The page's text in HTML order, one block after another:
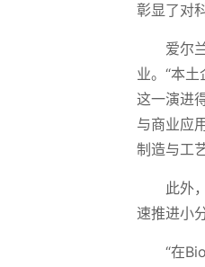
彰显了对
爱尔
业。“本
这一演进
与商业应
制造与工
此外
速推进小
“在